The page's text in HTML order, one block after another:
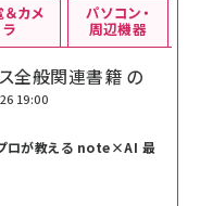
全般関連書籍 の
19:00
ロが教える note×AI 最
カメ
ラ
パソコン・
周辺機器